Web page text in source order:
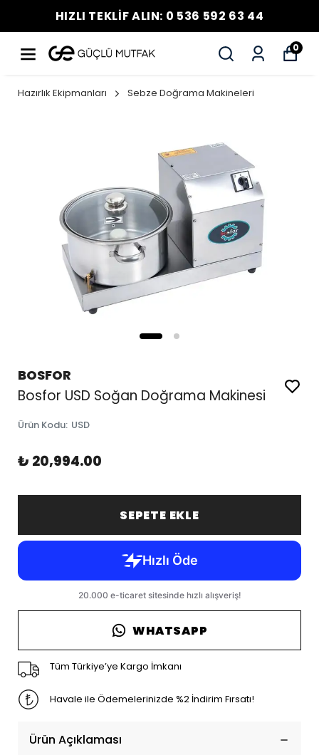
HIZLI TEKLİF ALIN: 0 536 592 63 44
0
Hazırlık Ekipmanları Sebze Doğrama Makineleri
BOSFOR
Bosfor USD Soğan Doğrama Makinesi
Ürün Kodu: USD
₺ 20,994.00
SEPETE EKLE
WHATSAPP
Tüm Türkiye’ye Kargo İmkanı
Havale ile Ödemelerinizde %2 İndirim Fırsatı!
Ürün Açıklaması